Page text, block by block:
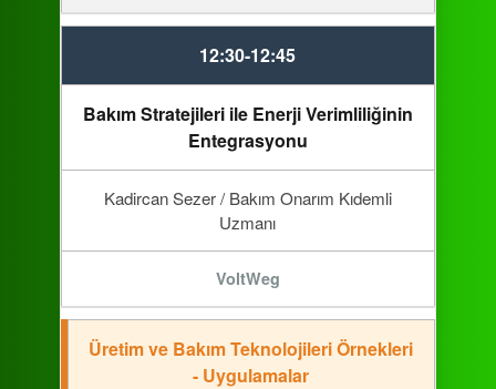
12:30-12:45
Bakım Stratejileri ile Enerji Verimliliğinin
Entegrasyonu
Kadircan Sezer / Bakım Onarım Kıdemli
Uzmanı
VoltWeg
Üretim ve Bakım Teknolojileri Örnekleri
- Uygulamalar